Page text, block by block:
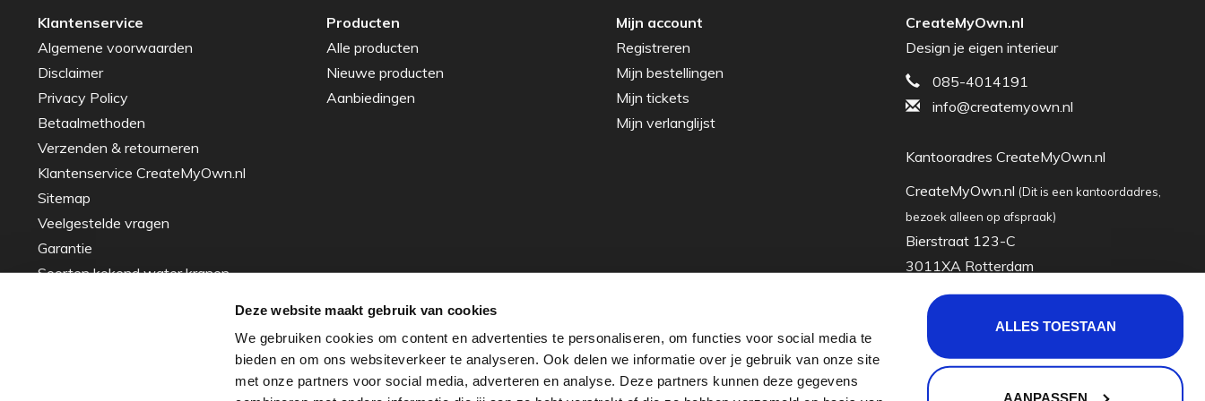
Deze website maakt gebruik van cookies
We gebruiken cookies om content en advertenties te personaliseren, om functies voor social media te
bieden en om ons websiteverkeer te analyseren. Ook delen we informatie over je gebruik van onze site
met onze partners voor social media, adverteren en analyse. Deze partners kunnen deze gegevens
ALLES TOESTAAN
AANPASSEN
Klantenservice
Algemene voorwaarden
Disclaimer
Privacy Policy
Betaalmethoden
Verzenden & retourneren
Klantenservice CreateMyOwn.nl
Sitemap
Veelgestelde vragen
Garantie
Soorten kokend water kranen
Producten
Alle producten
Nieuwe producten
Aanbiedingen
Mijn account
Registreren
Mijn bestellingen
Mijn tickets
Mijn verlanglijst
CreateMyOwn.nl
Design je eigen interieur
085-4014191
info@createmyown.nl
Kantooradres CreateMyOwn.nl
CreateMyOwn.nl (Dit is een kantoordadres,
bezoek alleen op afspraak)
Bierstraat 123-C
3011XA Rotterdam
Nederland
KVK: 63035928
Btw-nummer: nl855065722b01